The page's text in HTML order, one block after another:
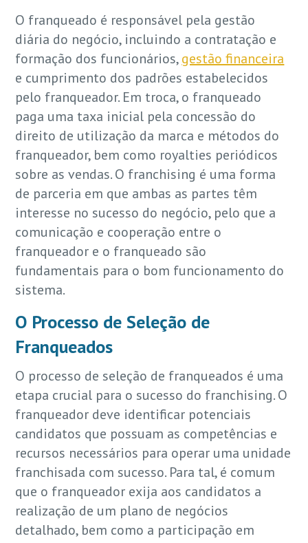
O franqueado é responsável pela gestão
diária do negócio, incluindo a contratação e
formação dos funcionários,gestão financeira
e cumprimento dos padrões estabelecidos
pelo franqueador. Em troca, o franqueado
paga uma taxa inicial pela concessão do
direito de utilização da marca e métodos do
franqueador, bem como royalties periódicos
sobre as vendas. O franchising é uma forma
de parceria em que ambas as partes têm
interesse no sucesso do negócio, pelo que a
comunicação e cooperação entre o
franqueador e o franqueado são
fundamentais para o bom funcionamento do
sistema.
O Processo de Seleção de
Franqueados
O processo de seleção de franqueados é uma
etapa crucial para o sucesso do franchising. O
franqueador deve identificar potenciais
candidatos que possuam as competências e
recursos necessários para operar uma unidade
franchisada com sucesso. Para tal, é comum
que o franqueador exija aos candidatos a
realização de um plano de negócios
detalhado, bem como a participação em